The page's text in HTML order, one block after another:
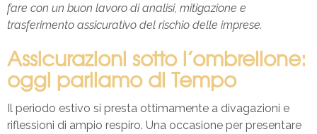
fare con un buon lavoro di analisi, mitigazione e
trasferimento assicurativo del rischio delle imprese.
Assicurazioni sotto l’ombrellone:
oggi parliamo di Tempo
Il periodo estivo si presta ottimamente a divagazioni e
riflessioni di ampio respiro. Una occasione per presentare